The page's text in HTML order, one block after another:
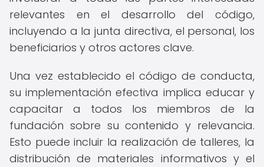
relevantes en el desarrollo del código,
incluyendo a la junta directiva, el personal, los
beneficiarios y otros actores clave.
Una vez establecido el código de conducta,
su implementación efectiva implica educar y
capacitar a todos los miembros de la
fundación sobre su contenido y relevancia.
Esto puede incluir la realización de talleres, la
distribución de materiales informativos y el